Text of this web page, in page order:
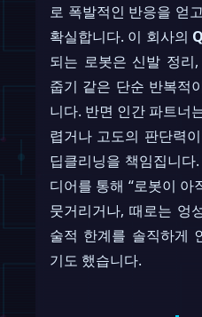
로 폭발적인 반응을 얻
확실합니다. 이 회사의
되는 로봇은 신발 정리
줍기 같은 단순 반복적
니다. 반면 인간 파트너
렵거나 고도의 판단력
딥클리닝을 책임집니
디어를 통해 “로봇이 아
뭇거리거나, 때로는 엉
술적 한계를 솔직하게
기도 했습니다.